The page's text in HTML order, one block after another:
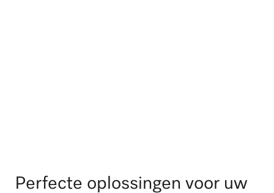
Perfecte oplossingen voor uw